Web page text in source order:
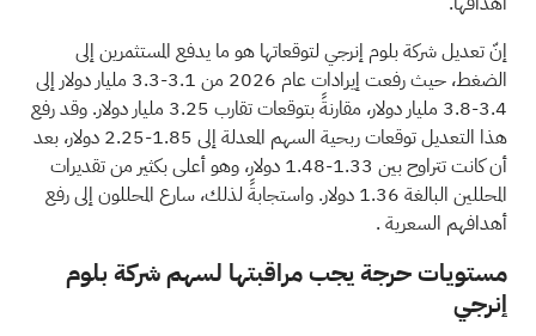
إنّ تعديل شركة بلوم إنرجي لتوقعاتها هو ما يدفع المستثمرين إلى
الضغط، حيث رفعت إيرادات عام 2026 من 3.1-3.3 مليار دولار إلى
3.4-3.8 مليار دولار، مقارنةً بتوقعات تقارب 3.25 مليار دولار. وقد رفع
هذا التعديل توقعات ربحية السهم المعدلة إلى 1.85-2.25 دولار، بعد
أن كانت تتراوح بين 1.33-1.48 دولار، وهو أعلى بكثير من تقديرات
المحللين البالغة 1.36 دولار. واستجابةً لذلك، سارع المحللون إلى
رفع
أهدافهم السعرية.
مستويات حرجة يجب مراقبتها لسهم شركة بلوم
إنرجي